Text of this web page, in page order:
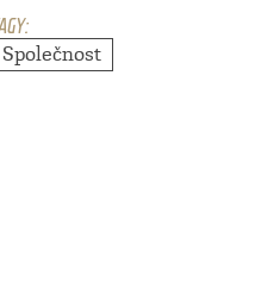
Společnost